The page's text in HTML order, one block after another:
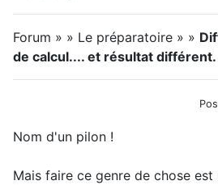
Forum » » Le préparatoire » »
de calcul.... et résultat différent.
Nom d'un pilon !
Mais faire ce genre de chose